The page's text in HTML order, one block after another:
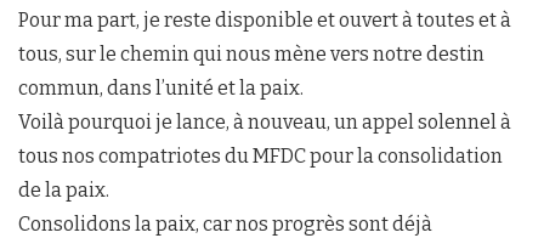
Pour ma part, je reste disponible et ouvert à toutes et à
tous, sur le chemin qui nous mène vers notre destin
commun, dans l’unité et la paix.
Voilà pourquoi je lance, à nouveau, un appel solennel à
tous nos compatriotes du MFDC pour la consolidation
de la paix.
Consolidons la paix, car nos progrès sont déjà